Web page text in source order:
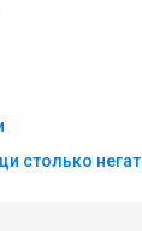
столько